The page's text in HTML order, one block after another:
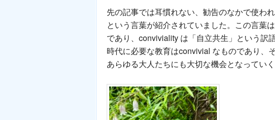
先の記事では耳慣れない、勧告のなかで使わ
という言葉が紹介されていました。この言葉
であり、conviviality は「自立共生」という訳
時代に必要な教育はconvivial なものであり、
あらゆる大人たちにも大切な機会となっていく